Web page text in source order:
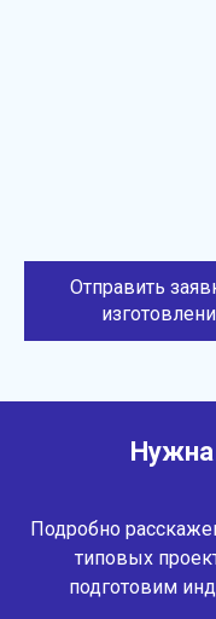
Отправить
Нужна
Подробно
типовых
подготовим